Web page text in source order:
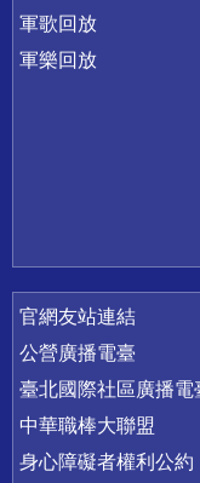
軍歌回放
軍樂回放
官網友站連結
公營廣播電臺
臺北國際社區廣播電
中華職棒大聯盟
身心障礙者權利公約